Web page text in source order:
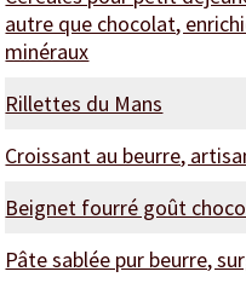
autre que chocolat,
minéraux
Rillettes du Mans
Croissant au beurre,
Beignet fourré goût
Pâte sablée pur beurre,